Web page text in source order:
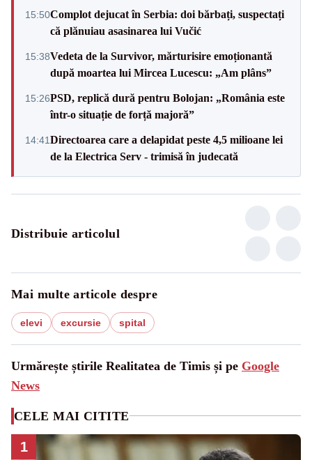
15:50Complot dejucat în Serbia: doi bărbați, suspectați
că plănuiau asasinarea lui Vučić
15:38Vedeta de la Survivor, mărturisire emoționantă
după moartea lui Mircea Lucescu: „Am plâns”
15:26PSD, replică dură pentru Bolojan: „România este
într-o situație de forță majoră”
14:41Directoarea care a delapidat peste 4,5 milioane lei
de la Electrica Serv - trimisă în judecată
Distribuie articolul
Mai multe articole despre
elevi excursie spital
Urmărește știrile Realitatea de Timis și pe Google
News
CELE MAI CITITE
1